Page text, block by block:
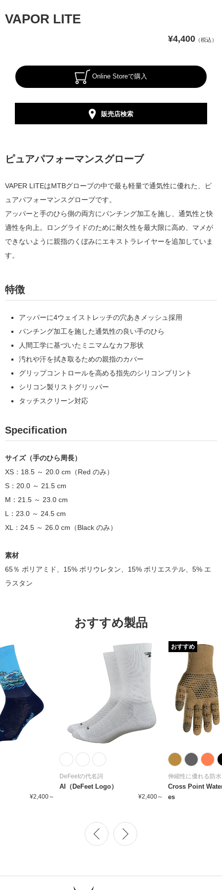
VAPOR LITE
¥4,400 （税込）
Online Storeで購入
販売店検索
ピュアパフォーマンスグローブ
VAPER LITEはMTBグローブの中で最も軽量で通気性に優れた、ピ
ュアパフォーマンスグローブです。
アッパーと手のひら側の両方にパンチング加工を施し、通気性と快
適性を向上。ロングライドのために耐久性を最大限に高め、マメが
できないように親指のくぼみにエキストラレイヤーを追加していま
す。
特徴
アッパーに4ウェイストレッチの穴あきメッシュ採用
パンチング加工を施した通気性の良い手のひら
人間工学に基づいたミニマムなカフ形状
汚れや汗を拭き取るための親指のカバー
グリップコントロールを高める指先のシリコンプリント
シリコン製リストグリッパー
タッチスクリーン対応
Specification
サイズ（手のひら周長）
XS：18.5 ～ 20.0 cm （Red のみ）
S： 20.0 ～ 21.5 cm
M： 21.5 ～ 23.0 cm
L：23.0 ～ 24.5 cm
XL：24.5 ～ 26.0 cm（Black のみ）
素材
65％ ポリアミド、15% ポリウレタン、 15% ポリエステル、 5% エ
ラスタン
おすすめ製品
¥2,400～
DeFeetの代名詞
AI（DeFeet Logo）
¥2,400～
伸縮性に優れる防
Cross Point
es
おすすめ